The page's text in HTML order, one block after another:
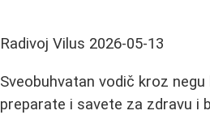
Radivoj Vilus 2026-05-13
Sveobuhvatan vodič kroz
preparate i savete za zdravu i